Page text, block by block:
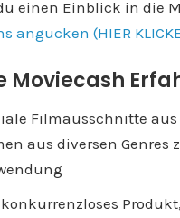
einen Einblick in die
angucken (HIER
Moviecash
Filmausschnitte
aus diversen Genres